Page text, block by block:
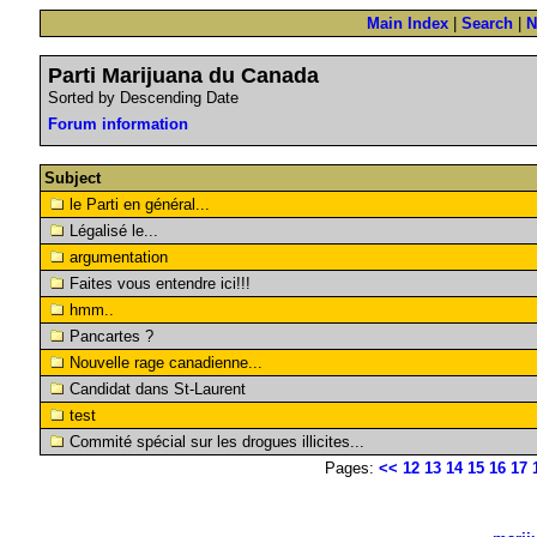
Main Index Search
Parti Marijuana du Canada
Sorted by Descending Date
Forum information
Subject
le Parti en général...
Légalisé le...
argumentation
Faites vous entendre ici!!!
hmm..
Pancartes ?
Nouvelle rage canadienne...
Candidat dans St-Laurent
test
Commité spécial sur les drogues illicites...
Pages: << 12 13 14 15 16 17